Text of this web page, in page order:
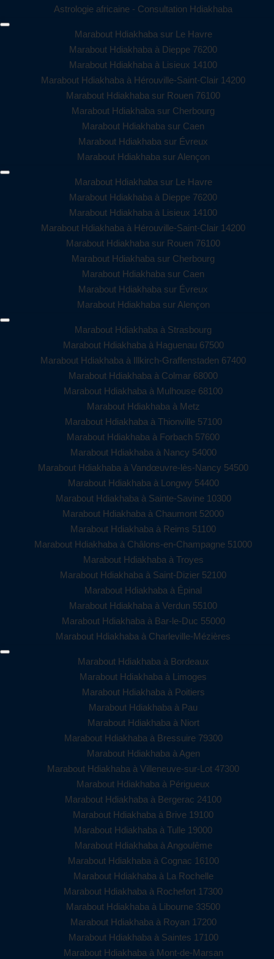
Astrologie africaine - Consultation Hdiakhaba
Marabout Hdiakhaba sur Le Havre
Marabout Hdiakhaba à Dieppe 76200
Marabout Hdiakhaba à Lisieux 14100
Marabout Hdiakhaba à Hérouville-Saint-Clair 14200
Marabout Hdiakhaba sur Rouen 76100
Marabout Hdiakhaba sur Cherbourg
Marabout Hdiakhaba sur Caen
Marabout Hdiakhaba sur Évreux
Marabout Hdiakhaba sur Alençon
Marabout Hdiakhaba sur Le Havre
Marabout Hdiakhaba à Dieppe 76200
Marabout Hdiakhaba à Lisieux 14100
Marabout Hdiakhaba à Hérouville-Saint-Clair 14200
Marabout Hdiakhaba sur Rouen 76100
Marabout Hdiakhaba sur Cherbourg
Marabout Hdiakhaba sur Caen
Marabout Hdiakhaba sur Évreux
Marabout Hdiakhaba sur Alençon
Marabout Hdiakhaba à Strasbourg
Marabout Hdiakhaba à Haguenau 67500
Marabout Hdiakhaba à Illkirch-Graffenstaden 67400
Marabout Hdiakhaba à Colmar 68000
Marabout Hdiakhaba à Mulhouse 68100
Marabout Hdiakhaba à Metz
Marabout Hdiakhaba à Thionville 57100
Marabout Hdiakhaba à Forbach 57600
Marabout Hdiakhaba à Nancy 54000
Marabout Hdiakhaba à Vandœuvre-lès-Nancy 54500
Marabout Hdiakhaba à Longwy 54400
Marabout Hdiakhaba à Sainte-Savine 10300
Marabout Hdiakhaba à Chaumont 52000
Marabout Hdiakhaba à Reims 51100
Marabout Hdiakhaba à Châlons-en-Champagne 51000
Marabout Hdiakhaba à Troyes
Marabout Hdiakhaba à Saint-Dizier 52100
Marabout Hdiakhaba à Épinal
Marabout Hdiakhaba à Verdun 55100
Marabout Hdiakhaba à Bar-le-Duc 55000
Marabout Hdiakhaba à Charleville-Mézières
Marabout Hdiakhaba à Bordeaux
Marabout Hdiakhaba à Limoges
Marabout Hdiakhaba à Poitiers
Marabout Hdiakhaba à Pau
Marabout Hdiakhaba à Niort
Marabout Hdiakhaba à Bressuire 79300
Marabout Hdiakhaba à Agen
Marabout Hdiakhaba à Villeneuve-sur-Lot 47300
Marabout Hdiakhaba à Périgueux
Marabout Hdiakhaba à Bergerac 24100
Marabout Hdiakhaba à Brive 19100
Marabout Hdiakhaba à Tulle 19000
Marabout Hdiakhaba à Angoulême
Marabout Hdiakhaba à Cognac 16100
Marabout Hdiakhaba à La Rochelle
Marabout Hdiakhaba à Rochefort 17300
Marabout Hdiakhaba à Libourne 33500
Marabout Hdiakhaba à Royan 17200
Marabout Hdiakhaba à Saintes 17100
Marabout Hdiakhaba à Mont-de-Marsan